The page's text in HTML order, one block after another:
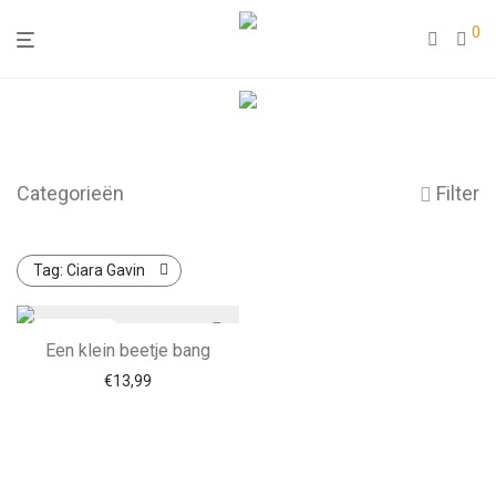
0
Categorieën Filter
Tag: Ciara Gavin
Een klein beetje bang
€13,99